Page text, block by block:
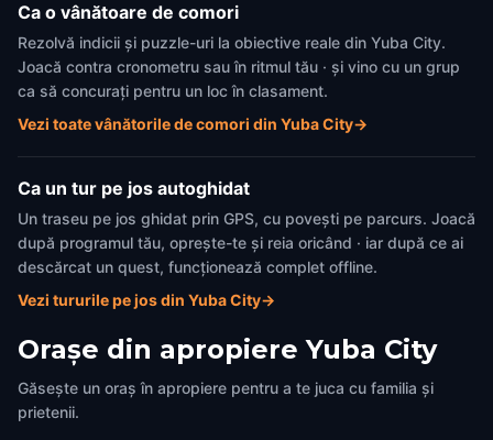
Ca o vânătoare de comori
Rezolvă indicii și puzzle-uri la obiective reale din Yuba City.
Joacă contra cronometru sau în ritmul tău · și vino cu un grup
ca să concurați pentru un loc în clasament.
Vezi toate vânătorile de comori din Yuba City→
Ca un tur pe jos autoghidat
Un traseu pe jos ghidat prin GPS, cu povești pe parcurs. Joacă
după programul tău, oprește-te și reia oricând · iar după ce ai
descărcat un quest, funcționează complet offline.
Vezi tururile pe jos din Yuba City→
Orașe din apropiere Yuba City
Găsește un oraș în apropiere pentru a te juca cu familia și
prietenii.